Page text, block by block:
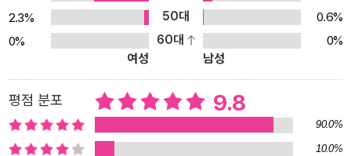
2.3%
50대
0.6%
0%
60대
0%
여성
남성
평점 분포 9.8
90.0%
10.0%